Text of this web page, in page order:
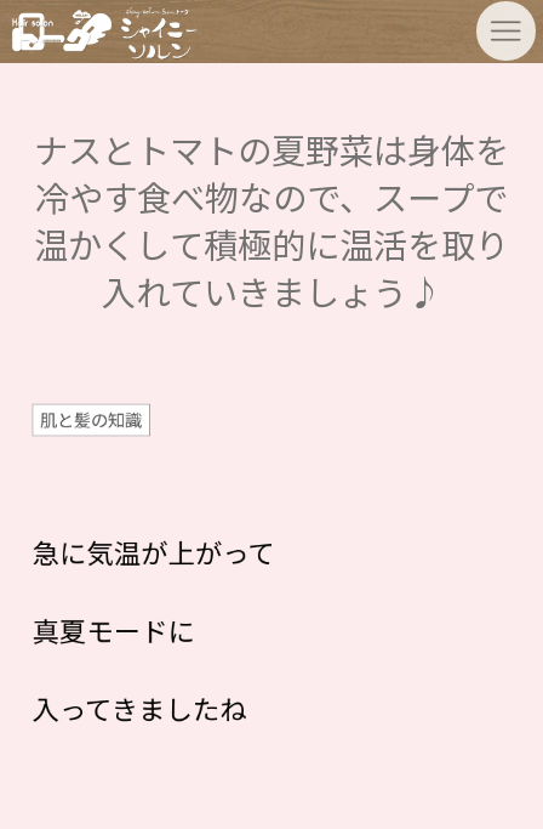
ナスとトマトの夏野菜は身体を
冷やす食べ物なので、スープで
温かくして積極的に温活を取り
入れていきましょう♪
肌と髪の知識
急に気温が上がって
真夏モードに
入ってきましたね